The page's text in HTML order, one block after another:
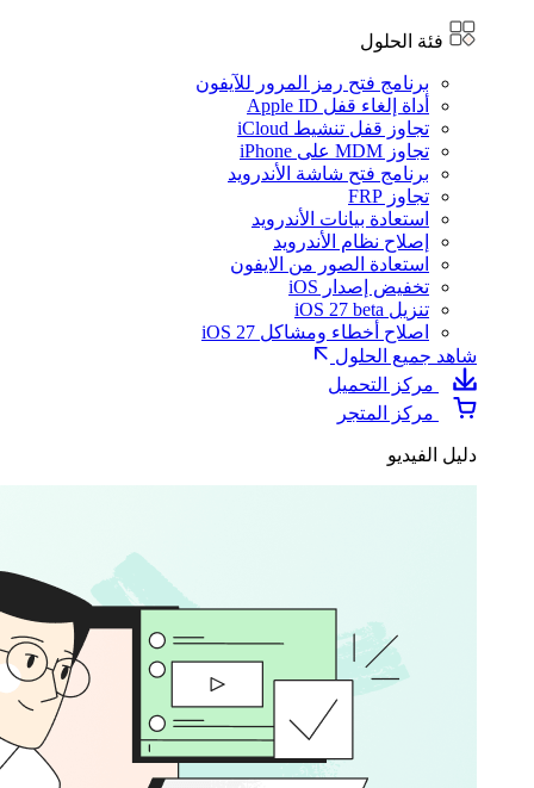
فئة الحلول
برنامج فتح رمز المرور للآيفون
أداة إلغاء قفل Apple ID
تجاوز قفل تنشيط iCloud
تجاوز MDM على iPhone
برنامج فتح شاشة الأندرويد
تجاوز FRP
استعادة بيانات الأندرويد
إصلاح نظام الأندرويد
استعادة الصور من الايفون
تخفيض إصدار iOS
تنزيل iOS 27 beta
اصلاح أخطاء ومشاكل iOS 27
شاهد جميع الحلول
مركز التحميل
مركز المتجر
دليل الفيديو